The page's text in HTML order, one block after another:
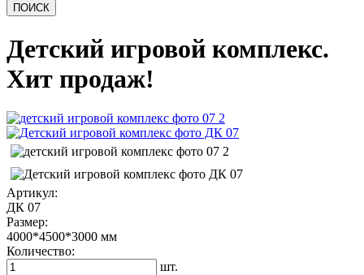
ПОИCК
Детский игровой комплекс.
Хит продаж!
Артикул:
ДК 07
Размер:
4000*4500*3000 мм
Количество:
шт.